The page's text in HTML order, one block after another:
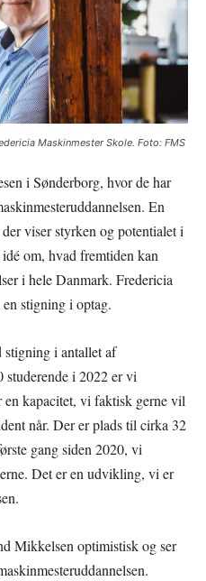
Maskinmester Skole. Foto: FMS
i Sønderborg, hvor de har
En
viser styrken og potentialet i
om, hvad fremtiden kan
i hele Danmark. Fredericia
stigning i optag.
stigning i antallet af
studerende i 2022 er vi
kapacitet, vi faktisk gerne vil
når. Der er plads til cirka 32
gang siden 2020, vi
Det er en udvikling, vi er
Mikkelsen optimistisk og ser